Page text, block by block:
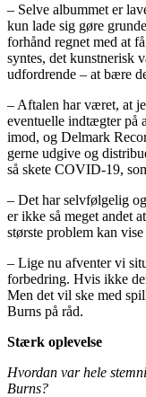
– Selve albummet er
kun lade sig gøre
forhånd regnet med at
syntes, det kunstnerisk
udfordrende – at bære
– Aftalen har været, at
eventuelle indtægter på
imod, og Delmark
gerne udgive og
så skete COVID-19,
– Det har selvfølgelig
er ikke så meget andet
største problem kan
– Lige nu afventer vi
forbedring. Hvis ikke
Men det vil ske med
Burns på råd.
Stærk oplevelse
Hvordan var hele
Burns?